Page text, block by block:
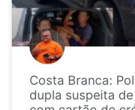
Costa Branca:
dupla suspeita